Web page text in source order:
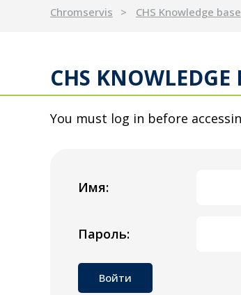
Chromservis CHS Knowledge base
CHS
You must log in before
Имя:
Пароль: